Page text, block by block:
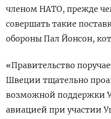
членом НАТО, прежде
совершать такие
обороны Пал Йонсон,
«Правительство
Швеции тщательно
возможной поддержки
авиацией при участии